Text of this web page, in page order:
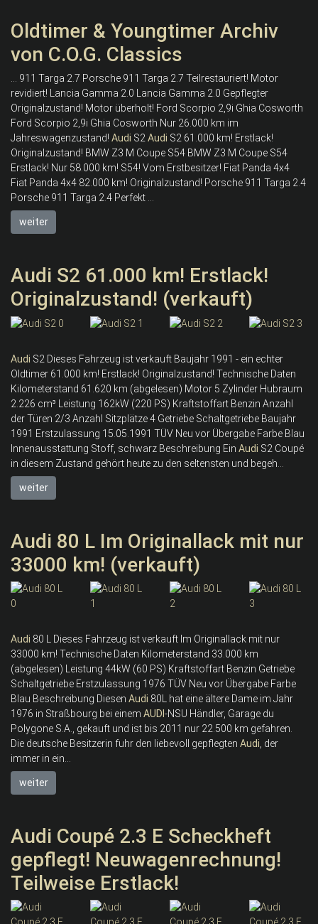
Oldtimer & Youngtimer Archiv
von C.O.G. Classics
... 911 Targa 2.7 Porsche 911 Targa 2.7 Teilrestauriert! Motor
revidiert! Lancia Gamma 2.0 Lancia Gamma 2.0 Gepflegter
Originalzustand! Motor überholt! Ford Scorpio 2,9i Ghia Cosworth
Ford Scorpio 2,9i Ghia Cosworth Nur 26.000 km im
Jahreswagenzustand! Audi S2 Audi S2 61.000 km! Erstlack!
Originalzustand! BMW Z3 M Coupe S54 BMW Z3 M Coupe S54
Erstlack! Nur 58.000 km! S54! Vom Erstbesitzer! Fiat Panda 4x4
Fiat Panda 4x4 82.000 km! Originalzustand! Porsche 911 Targa 2.4
Porsche 911 Targa 2.4 Perfekt ...
weiter
Audi S2 61.000 km! Erstlack!
Originalzustand! (verkauft)
Audi S2 Dieses Fahrzeug ist verkauft Baujahr 1991 - ein echter
Oldtimer 61.000 km! Erstlack! Originalzustand! Technische Daten
Kilometerstand 61.620 km (abgelesen) Motor 5 Zylinder Hubraum
2.226 cm³ Leistung 162kW (220 PS) Kraftstoffart Benzin Anzahl
der Türen 2/3 Anzahl Sitzplätze 4 Getriebe Schaltgetriebe Baujahr
1991 Erstzulassung 15.05.1991 TÜV Neu vor Übergabe Farbe Blau
Innenausstattung Stoff, schwarz Beschreibung Ein Audi S2 Coupé
in diesem Zustand gehört heute zu den seltensten und begeh...
weiter
Audi 80 L Im Originallack mit nur
33000 km! (verkauft)
Audi 80 L Dieses Fahrzeug ist verkauft Im Originallack mit nur
33000 km! Technische Daten Kilometerstand 33.000 km
(abgelesen) Leistung 44kW (60 PS) Kraftstoffart Benzin Getriebe
Schaltgetriebe Erstzulassung 1976 TÜV Neu vor Übergabe Farbe
Blau Beschreibung Diesen Audi 80L hat eine ältere Dame im Jahr
1976 in Straßbourg bei einem AUDI-NSU Händler, Garage du
Polygone S.A., gekauft und ist bis 2011 nur 22.500 km gefahren.
Die deutsche Besitzerin fuhr den liebevoll gepflegten Audi , der
immer in ein...
weiter
Audi Coupé 2.3 E Scheckheft
gepflegt! Neuwagenrechnung!
Teilweise Erstlack!